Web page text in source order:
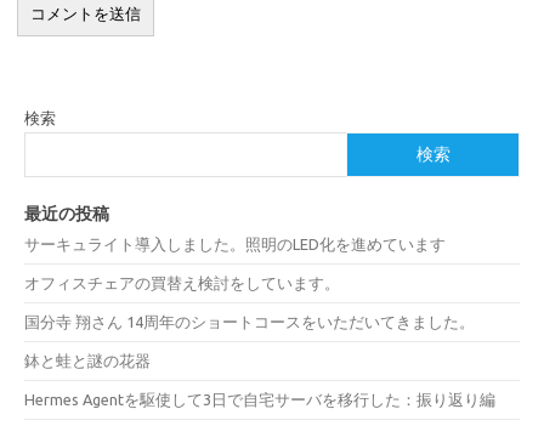
検索
検索
最近の投稿
サーキュライト導入しました。照明のLED化を進めています
オフィスチェアの買替え検討をしています。
国分寺 翔さん 14周年のショートコースをいただいてきました。
鉢と蛙と謎の花器
Hermes Agentを駆使して3日で自宅サーバを移行した：振り返り編